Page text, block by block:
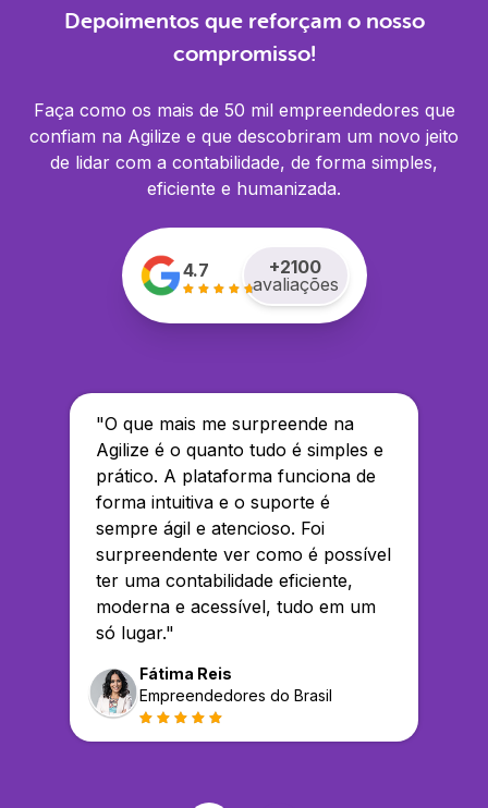
Depoimentos que reforçam o nosso
compromisso!
Faça como os mais de 50 mil empreendedores que
confiam na Agilize e que descobriram um novo jeito
de lidar com a contabilidade, de forma simples,
eficiente e humanizada.
4.7 +2100
avaliações
"O que mais me surpreende na
Agilize é o quanto tudo é simples e
prático. A plataforma funciona de
forma intuitiva e o suporte é
sempre ágil e atencioso. Foi
surpreendente ver como é possível
ter uma contabilidade eficiente,
moderna e acessível, tudo em um
só lugar."
Fátima Reis
Empreendedores do Brasil